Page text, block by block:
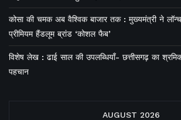
कोसा की चमक अब वैश्विक बाजार तक : मुख्यमंत्री ने लॉन्च
प्रीमियम हैंडलूम ब्रांड ‘कोशल फैब’
विशेष लेख : ढाई साल की उपलब्धियाँ- छत्तीसगढ़ का
पहचान
AUGUST 2026